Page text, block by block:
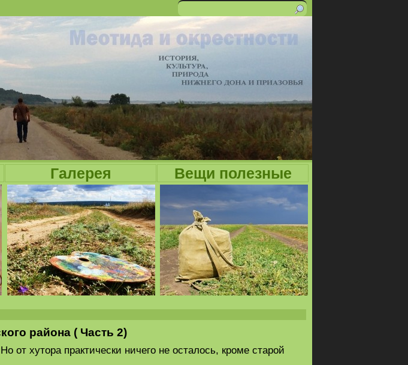
Форма
поиска
Поиск
Галерея Вещи полезные
района ( Часть 2)
хутора практически ничего не осталось, кроме старой